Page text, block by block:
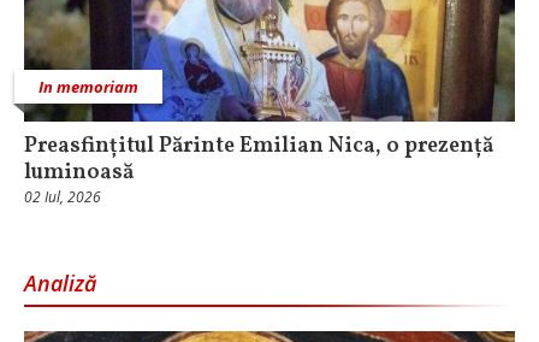
In memoriam
Preasfințitul Părinte Emilian Nica, o prezență
luminoasă
02 Iul, 2026
Analiză